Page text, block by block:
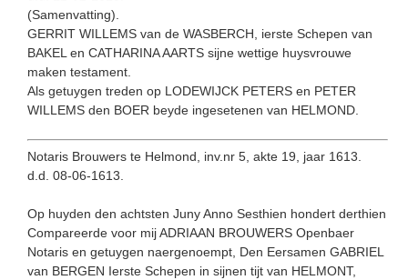
(Samenvatting).
GERRIT WILLEMS van de WASBERCH, ierste Schepen van
BAKEL en CATHARINA AARTS sijne wettige huysvrouwe
maken testament.
Als getuygen treden op LODEWIJCK PETERS en PETER
WILLEMS den BOER beyde ingesetenen van HELMOND.
Notaris Brouwers te Helmond, inv.nr 5, akte 19, jaar 1613.
d.d. 08-06-1613.
Op huyden den achtsten Juny Anno Sesthien hondert derthien
Compareerde voor mij ADRIAAN BROUWERS Openbaer
Notaris en getuygen naergenoempt, Den Eersamen GABRIEL
van BERGEN Ierste Schepen in sijnen tijt van HELMONT,